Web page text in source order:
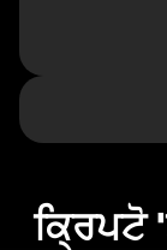
ਕ੍ਰਿਪਟੋ